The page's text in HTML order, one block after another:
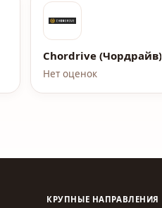
Chordrive (Чордрайв)
Нет оценок
КРУПНЫЕ НАПРАВЛЕНИЯ